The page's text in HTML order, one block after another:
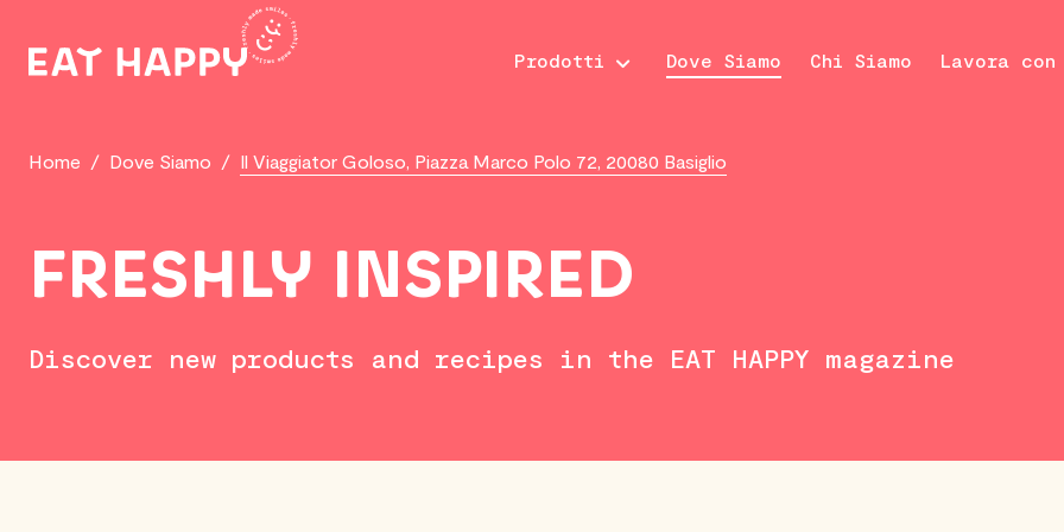
MAIN
Prodotti Dove Siamo Chi Siamo Lavora
Home / Dove Siamo / Il Viaggiator Goloso, Piazza Marco Polo 72, 20080 Basiglio
FRESHLY INSPIRED
Discover new products and recipes in the EAT HAPPY magazine